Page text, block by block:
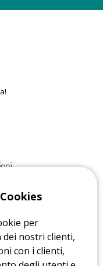
per
nostri clienti,
con i clienti,